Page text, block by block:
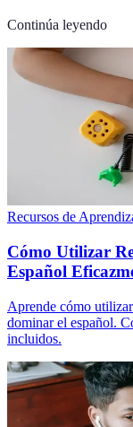
Continúa leyendo
Recursos de
Cómo Utilizar
Español
Aprende cómo
dominar el español.
incluidos.